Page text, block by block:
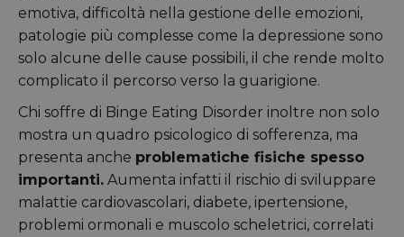
emotiva, difficoltà nella gestione delle emozioni,
patologie più complesse come la depressione sono
solo alcune delle cause possibili, il che rende molto
complicato il percorso verso la guarigione.
Chi soffre di Binge Eating Disorder inoltre non solo
mostra un quadro psicologico di sofferenza, ma
presenta anche problematiche fisiche spesso
importanti. Aumenta infatti il rischio di sviluppare
malattie cardiovascolari, diabete, ipertensione,
problemi ormonali e muscolo scheletrici, correlati